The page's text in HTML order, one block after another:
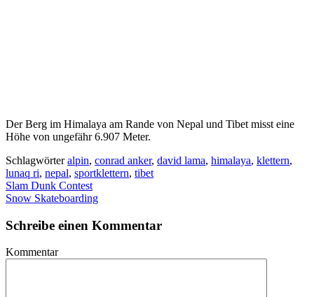
Der Berg im Himalaya am Rande von Nepal und Tibet misst eine
Höhe von ungefähr 6.907 Meter.
Schlagwörteralpin, conrad anker, david lama, himalaya, klettern,
lunaq ri, nepal, sportklettern, tibet
Slam Dunk Contest
Snow Skateboarding
Schreibe einen Kommentar
Kommentar